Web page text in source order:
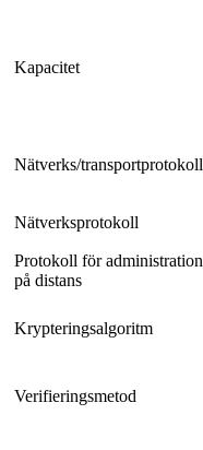
Kapacitet
Nätverks/transportprotokoll
Nätverksprotokoll
Protokoll för administration
på distans
Krypteringsalgoritm
Verifieringsmetod